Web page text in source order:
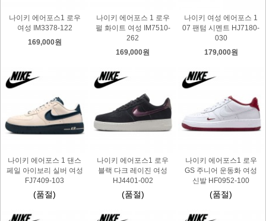
나이키 에어포스1 로우
여성 IM3378-122
169,000원
나이키 에어포스 1 로우
펄 화이트 여성 IM7510-
262
169,000원
나이키 여성 에어포스 1
07 팬텀 시멘트 HJ7180-
030
179,000원
나이키 에어포스 1 댄스
페일 아이보리 실버 여성
FJ7409-103
(품절)
나이키 에어포스1 로우
블랙 다크 레이진 여성
HJ4401-002
(품절)
나이키 에어포스1 로우
GS 주니어 운동화 여성
신발 HF0952-100
(품절)